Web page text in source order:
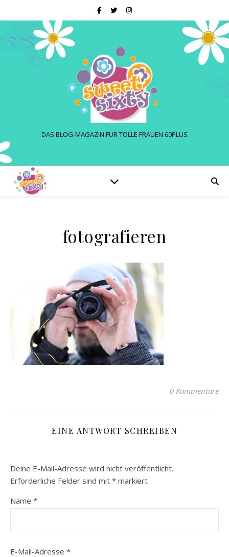
DAS BLOG-MAGAZIN FÜR TOLLE FRAUEN 60PLUS
fotografieren
0 Kommentare
EINE ANTWORT SCHREIBEN
Deine E-Mail-Adresse wird nicht veröffentlicht.
Erforderliche Felder sind mit * markiert
Name *
E-Mail-Adresse *